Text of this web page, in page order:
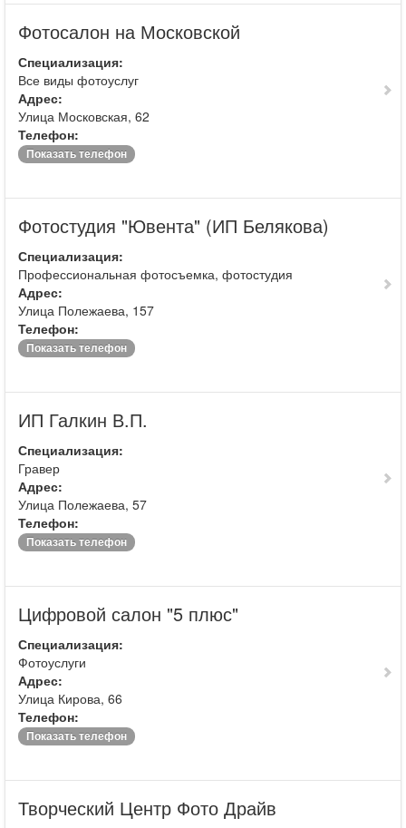
Фотосалон на Московской
Специализация:
Все виды фотоуслуг
Адрес:
Улица Московская, 62
Телефон:
Показать телефон
Фотостудия "Ювента" (ИП Белякова)
Специализация:
Профессиональная фотосъемка, фотостудия
Адрес:
Улица Полежаева, 157
Телефон:
Показать телефон
ИП Галкин В.П.
Специализация:
Гравер
Адрес:
Улица Полежаева, 57
Телефон:
Показать телефон
Цифровой салон "5 плюс"
Специализация:
Фотоуслуги
Адрес:
Улица Кирова, 66
Телефон:
Показать телефон
Творческий Центр Фото Драйв